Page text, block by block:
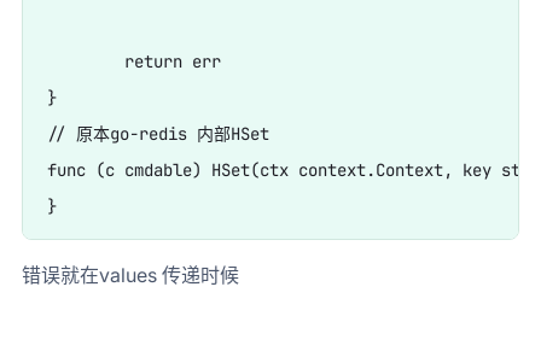
}
// 原本go-redis 内部HSet
func (c cmdable) HSet(ctx context.Context, key
错误就在values 传递时候